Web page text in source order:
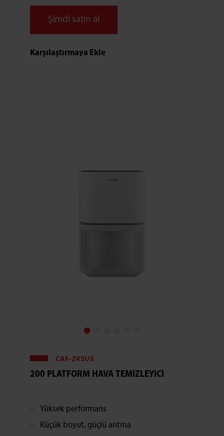
Şimdi satın al
Karşılaştırmaya Ekle
CAF-Z45US
200 PLATFORM HAVA TEMIZLEYICI
Yüksek performans
Küçük boyut, güçlü arıtma